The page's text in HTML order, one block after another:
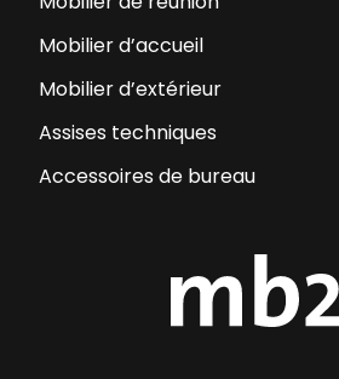
Mobilier d’accueil
Mobilier d’extérieur
Assises techniques
Accessoires de bureau